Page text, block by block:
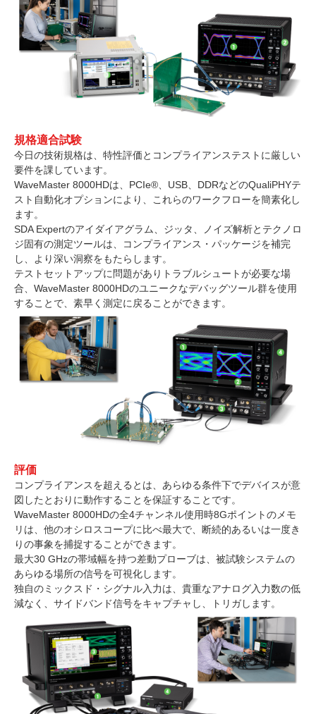
規格適合試験
今日の技術規格は、特性評価とコンプライアンステストに厳しい
要件を課しています。
WaveMaster 8000HDは、PCIe®、USB、DDRなどのQualiPHYテ
スト自動化オプションにより、これらのワークフローを簡素化し
ます。
SDA Expertのアイダイアグラム、ジッタ、ノイズ解析とテクノロ
ジ固有の測定ツールは、コンプライアンス・パッケージを補完
し、より深い洞察をもたらします。
テストセットアップに問題がありトラブルシュートが必要な場
合、WaveMaster 8000HDのユニークなデバッグツール群を使用
することで、素早く測定に戻ることができます。
評価
コンプライアンスを超えるとは、あらゆる条件下でデバイスが意
図したとおりに動作することを保証することです。
WaveMaster 8000HDの全4チャンネル使用時8Gポイントのメモ
リは、他のオシロスコープに比べ最大で、断続的あるいは一度き
りの事象を捕捉することができます。
最大30 GHzの帯域幅を持つ差動プローブは、被試験システムの
あらゆる場所の信号を可視化します。
独自のミックスド・シグナル入力は、貴重なアナログ入力数の低
減なく、サイドバンド信号をキャプチャし、トリガします。